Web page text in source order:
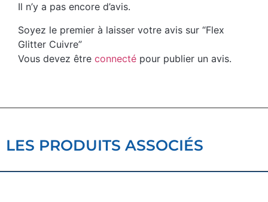
Il n’y a pas encore d’avis.
Soyez le premier à laisser votre avis sur “Flex
Glitter Cuivre”
Vous devez être connecté pour publier un avis.
LES PRODUITS ASSOCIÉS